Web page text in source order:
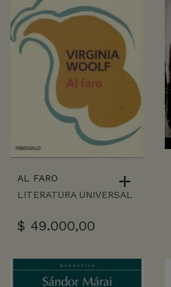
AL FARO
LITERATURA UNIVERSAL
$ 49.000,00